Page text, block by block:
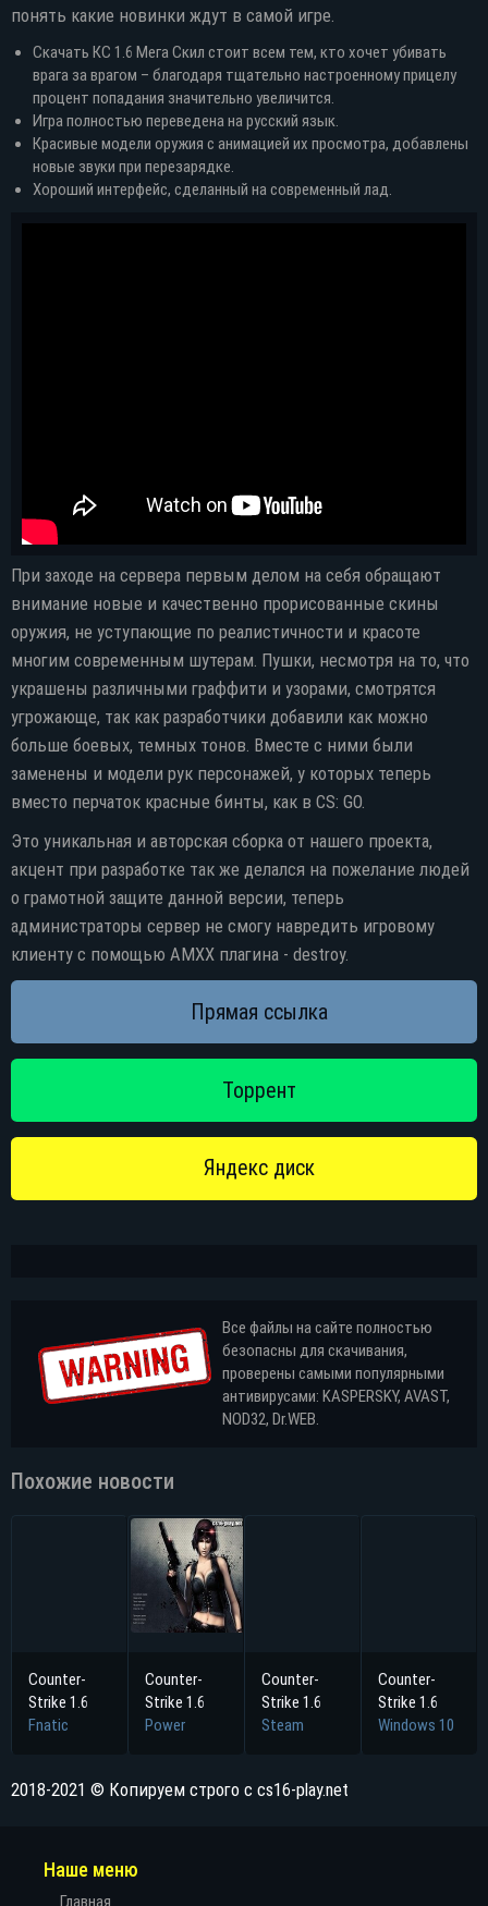
понять какие новинки ждут в самой игре.
Скачать КС 1.6 Мега Скил стоит всем тем, кто хочет убивать
врага за врагом – благодаря тщательно настроенному прицелу
процент попадания значительно увеличится.
Игра полностью переведена на русский язык.
Красивые модели оружия с анимацией их просмотра, добавлены
новые звуки при перезарядке.
Хороший интерфейс, сделанный на современный лад.
При заходе на сервера первым делом на себя обращают
внимание новые и качественно прорисованные скины
оружия, не уступающие по реалистичности и красоте
многим современным шутерам. Пушки, несмотря на то, что
украшены различными граффити и узорами, смотрятся
угрожающе, так как разработчики добавили как можно
больше боевых, темных тонов. Вместе с ними были
заменены и модели рук персонажей, у которых теперь
вместо перчаток красные бинты, как в CS: GO.
Это уникальная и авторская сборка от нашего проекта,
акцент при разработке так же делался на пожелание людей
о грамотной защите данной версии, теперь
администраторы сервер не смогу навредить игровому
клиенту с помощью AMXX плагина - destroy.
Все файлы на сайте полностью
безопасны для скачивания,
проверены самыми популярными
антивирусами: KASPERSKY, AVAST,
NOD32, Dr.WEB.
Похожие новости
Counter-
Strike 1.6
Fnatic
Counter-
Strike 1.6
Power
Counter-
Strike 1.6
Steam
Counter-
Strike 1.6
Windows 10
2018-2021 © Копируем строго с cs16-play.net
Наше меню
Главная